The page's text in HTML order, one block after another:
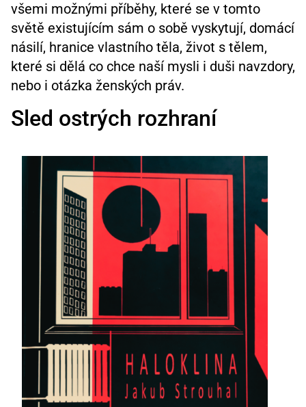
všemi možnými příběhy, které se v tomto
světě existujícím sám o sobě vyskytují, domácí
násilí, hranice vlastního těla, život s tělem,
které si dělá co chce naší mysli i duši navzdory,
nebo i otázka ženských práv.
Sled ostrých rozhraní